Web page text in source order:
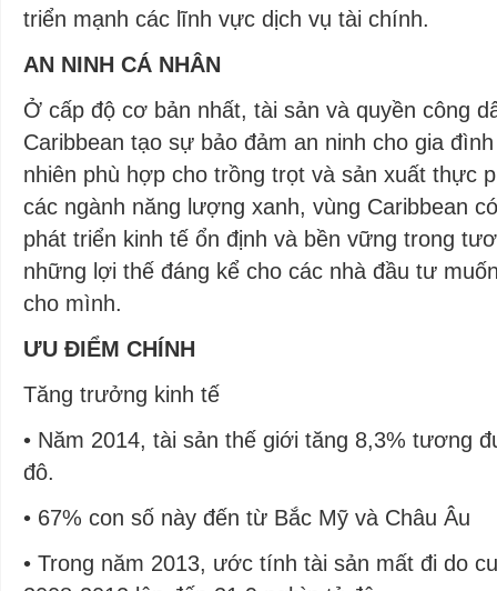
triển mạnh các lĩnh vực dịch vụ tài chính.
AN NINH CÁ NHÂN
Ở cấp độ cơ bản nhất, tài sản và quyền công
Caribbean tạo sự bảo đảm an ninh cho gia
nhiên phù hợp cho trồng trọt và sản xuất thực
các ngành năng lượng xanh, vùng Caribbean
phát triển kinh tế ổn định và bền vững trong
những lợi thế đáng kể cho các nhà đầu tư
cho mình.
ƯU ĐIỂM CHÍNH
Tăng trưởng kinh tế
• Năm 2014, tài sản thế giới tăng 8,3% tương
đô.
• 67% con số này đến từ Bắc Mỹ và Châu Âu
• Trong năm 2013, ước tính tài sản mất đi do